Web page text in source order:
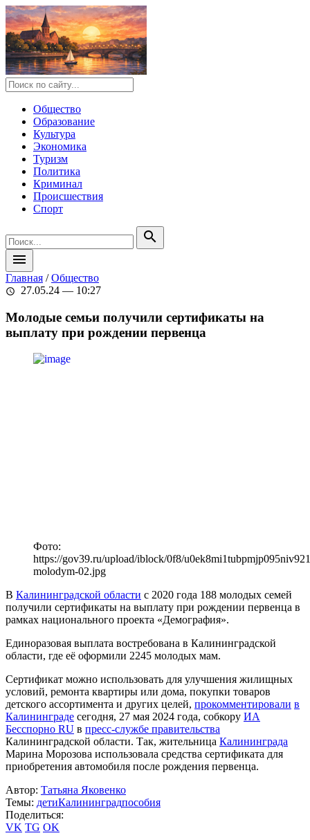
Общество
Образование
Культура
Экономика
Туризм
Политика
Криминал
Происшествия
Спорт
search
menu
Главная /Общество
schedule 27.05.24 — 10:27
Молодые семьи получили сертификаты на
выплату при рождении первенца
Фото:
https://gov39.ru/upload/iblock/0f8/
molodym-02.jpg
В Калининградской области с 2020 года 188 молодых семей
получили сертификаты на выплату при рождении первенца в
рамках национального проекта «Демография».
Единоразовая выплата востребована в Калининградской
области, где её оформили 2245 молодых мам.
Сертификат можно использовать для улучшения жилищных
условий, ремонта квартиры или дома, покупки товаров
детского ассортимента и других целей, прокомментировали в
Калининграде сегодня, 27 мая 2024 года, собкору ИА
Бесспорно RU в пресс-службе правительства
Калининградской области. Так, жительница Калининграда
Марина Морозова использовала средства сертификата для
приобретения автомобиля после рождения первенца.
Автор: Татьяна Яковенко
Темы: детиКалининградпособия
Поделиться:
VK TG OK